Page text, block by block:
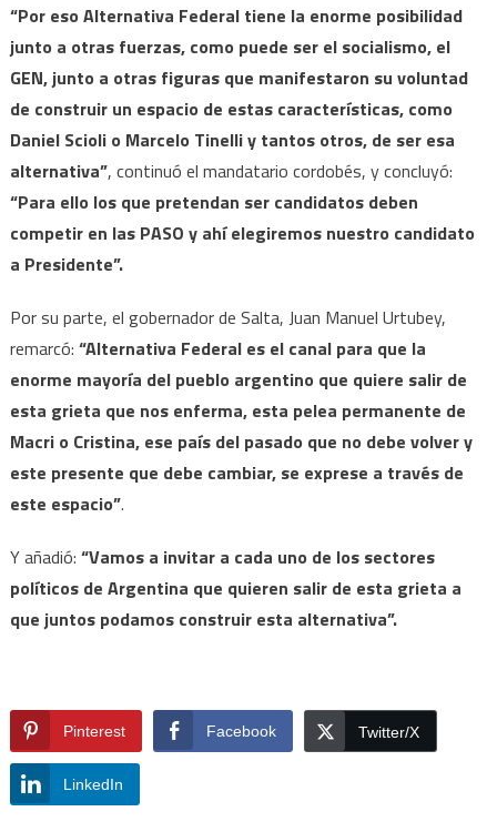
“Por eso Alternativa Federal tiene la enorme posibilidad
junto a otras fuerzas, como puede ser el socialismo, el
GEN, junto a otras figuras que manifestaron su voluntad
de construir un espacio de estas características, como
Daniel Scioli o Marcelo Tinelli y tantos otros, de ser esa
alternativa”, continuó el mandatario cordobés, y concluyó:
“Para ello los que pretendan ser candidatos deben
competir en las PASO y ahí elegiremos nuestro candidato
a Presidente”.
Por su parte, el gobernador de Salta, Juan Manuel Urtubey,
remarcó: “Alternativa Federal es el canal para que la
enorme mayoría del pueblo argentino que quiere salir de
esta grieta que nos enferma, esta pelea permanente de
Macri o Cristina, ese país del pasado que no debe volver y
este presente que debe cambiar, se exprese a través de
este espacio”.
Y añadió: “Vamos a invitar a cada uno de los sectores
políticos de Argentina que quieren salir de esta grieta a
que juntos podamos construir esta alternativa”.
Pinterest Facebook Twitter/X
LinkedIn